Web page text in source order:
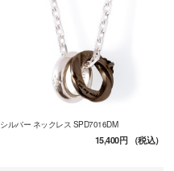
シルバー ネックレス SPD7016DM
15,400円（税込）